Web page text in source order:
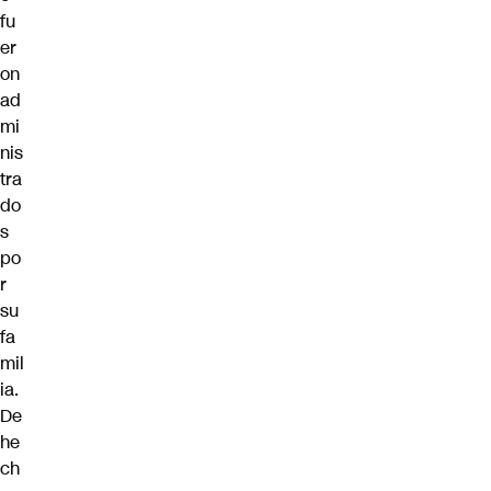
fu
er
on
ad
mi
nis
tra
do
s
po
r
su
fa
mil
ia.
De
he
ch